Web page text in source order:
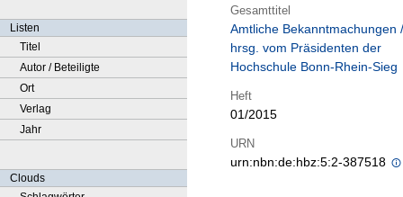
Listen
Titel
Autor / Beteiligte
Ort
Verlag
Jahr
Clouds
Gesamttitel
Amtliche Bekanntmachungen /
hrsg. vom Präsidenten der
Hochschule Bonn-Rhein-Sieg
Heft
01/2015
URN
urn:nbn:de:hbz:5:2-387518